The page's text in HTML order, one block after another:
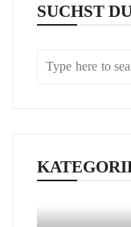
SUCHST